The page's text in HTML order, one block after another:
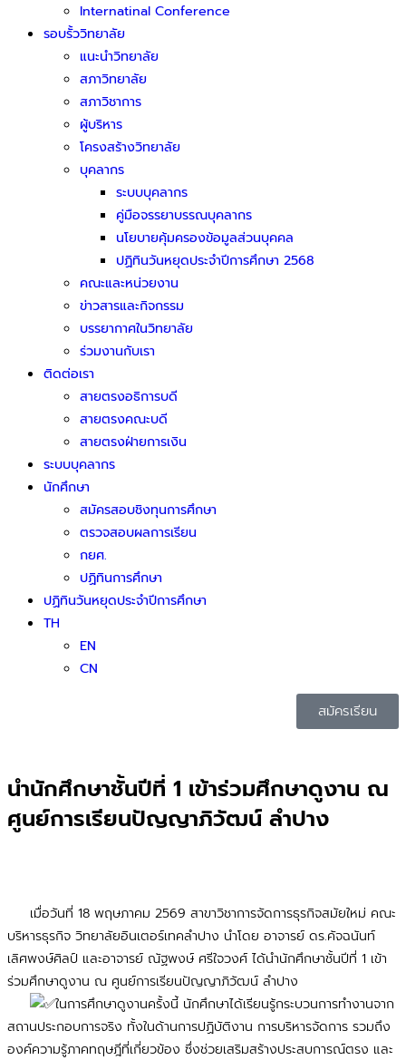
Internatinal Conference
รอบรั้ววิทยาลัย
แนะนำวิทยาลัย
สภาวิทยาลัย
สภาวิชาการ
ผู้บริหาร
โครงสร้างวิทยาลัย
บุคลากร
ระบบบุคลากร
คู่มือจรรยาบรรณบุคลากร
นโยบายคุ้มครองข้อมูลส่วนบุคคล
ปฏิทินวันหยุดประจำปีการศึกษา 2568
คณะและหน่วยงาน
ข่าวสารและกิจกรรม
บรรยากาศในวิทยาลัย
ร่วมงานกับเรา
ติดต่อเรา
สายตรงอธิการบดี
สายตรงคณะบดี
สายตรงฝ่ายการเงิน
ระบบบุคลากร
นักศึกษา
สมัครสอบชิงทุนการศึกษา
ตรวจสอบผลการเรียน
กยศ.
ปฏิทินการศึกษา
ปฏิทินวันหยุดประจำปีการศึกษา
TH
EN
CN
สมัครเรียน
นำนักศึกษาชั้นปีที่ 1 เข้าร่วมศึกษาดูงาน ณ
ศูนย์การเรียนปัญญาภิวัฒน์ ลำปาง
เมื่อวันที่ 18 พฤษภาคม 2569 สาขาวิชาการจัดการธุรกิจสมัยใหม่ คณะ
บริหารธุรกิจ วิทยาลัยอินเตอร์เทคลำปาง นำโดย อาจารย์ ดร.คัจฉนันท์
เลิศพงษ์ศิลป์ และอาจารย์ ณัฐพงษ์ ศรีใจวงศ์ ได้นำนักศึกษาชั้นปีที่ 1 เข้า
ร่วมศึกษาดูงาน ณ ศูนย์การเรียนปัญญาภิวัฒน์ ลำปาง
ในการศึกษาดูงานครั้งนี้ นักศึกษาได้เรียนรู้กระบวนการทำงานจาก
สถานประกอบการจริง ทั้งในด้านการปฏิบัติงาน การบริหารจัดการ รวมถึง
องค์ความรู้ภาคทฤษฎีที่เกี่ยวข้อง ซึ่งช่วยเสริมสร้างประสบการณ์ตรง และ